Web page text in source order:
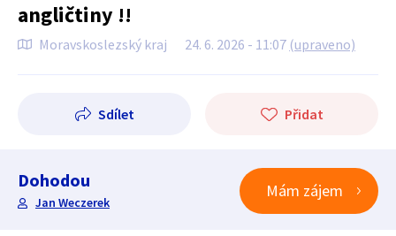
angličtiny !!
Moravskoslezský kraj 24. 6. 2026 - 11:07 (upraveno)
Sdílet Přidat
Dohodou
Jan Weczerek
Mám zájem